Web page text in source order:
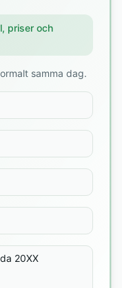
priser och
samma dag.